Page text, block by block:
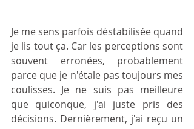
Je me sens parfois déstabilisée quand
je lis tout ça. Car les perceptions sont
souvent erronées, probablement
parce que je n'étale pas toujours mes
coulisses. Je ne suis pas meilleure
que quiconque, j'ai juste pris des
décisions. Dernièrement, j'ai reçu un